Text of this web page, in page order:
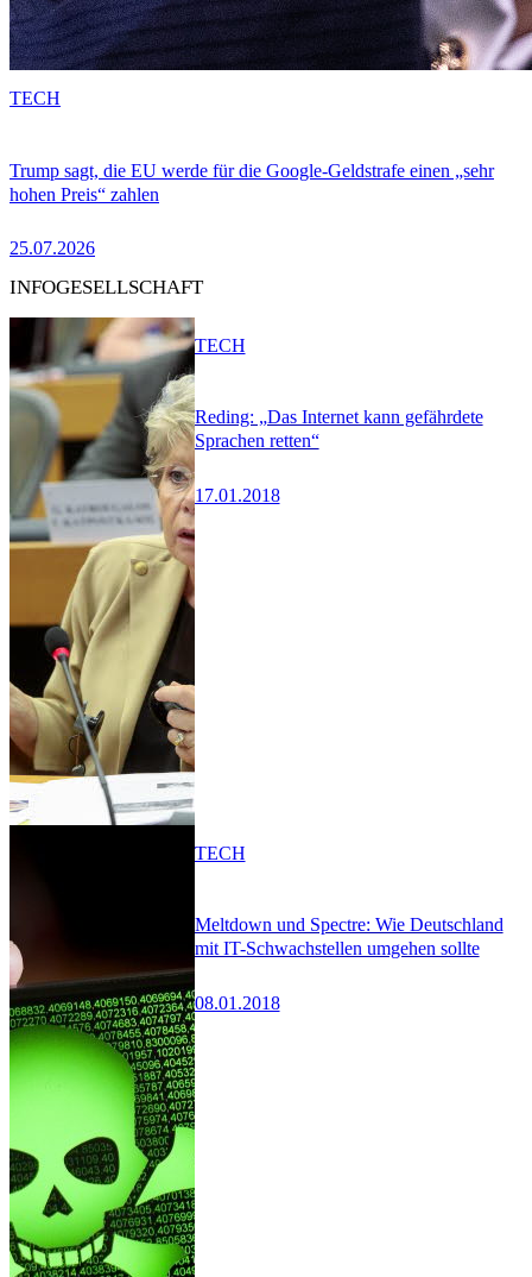
Trump sagt, die EU werde für die Google-Geldstrafe einen „sehr
hohen Preis“ zahlen
25.07.2026
TECH
INFOGESELLSCHAFT
Reding: „Das Internet kann gefährdete
Sprachen retten“
17.01.2018
TECH
Meltdown und Spectre: Wie Deutschland
mit IT-Schwachstellen umgehen sollte
08.01.2018
TECH